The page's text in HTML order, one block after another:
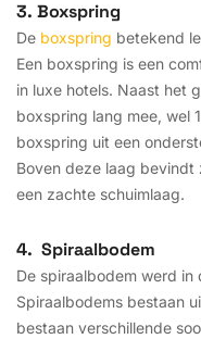
3. Boxspring
De boxspring betekend
Een boxspring is een
in luxe hotels. Naast het
boxspring lang mee, wel
boxspring uit een
Boven deze laag
een zachte schuimlaag.
4. Spiraalbodem
De spiraalbodem werd in
Spiraalbodems bestaan
bestaan verschillende